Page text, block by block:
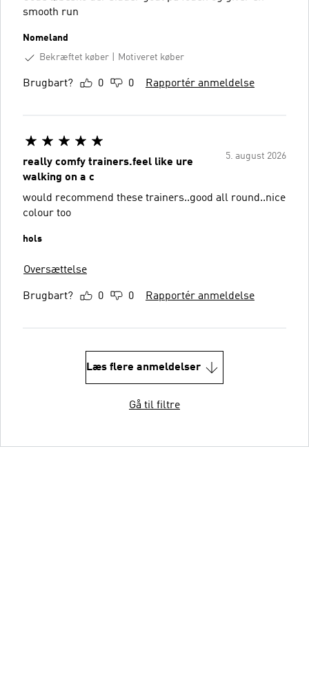
smooth run
Nomeland
Bekræftet køber
Motiveret køber
Brugbart? 0 0 Rapportér anmeldelse
5. august 2026
really comfy trainers.feel like ure
walking on a c
would recommend these trainers..good all round..nice
colour too
hols
Oversættelse
Brugbart? 0 0 Rapportér anmeldelse
Læs flere anmeldelser
Gå til filtre